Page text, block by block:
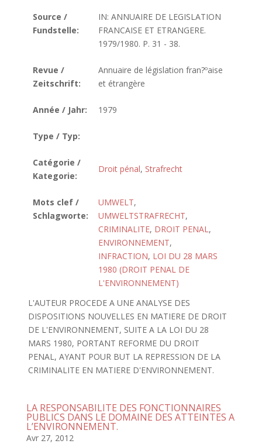
Source /
Fundstelle:
IN: ANNUAIRE DE LEGISLATION
FRANCAISE ET ETRANGERE.
1979/1980. P. 31 - 38.
Revue /
Zeitschrift:
Annuaire de législation fran?ºaise
et étrangère
Année / Jahr: 1979
Type / Typ:
Catégorie /
Kategorie:
Droit pénal, Strafrecht
Mots clef /
Schlagworte:
UMWELT,
UMWELTSTRAFRECHT,
CRIMINALITE, DROIT PENAL,
ENVIRONNEMENT,
INFRACTION, LOI DU 28 MARS
1980 (DROIT PENAL DE
L'ENVIRONNEMENT)
L'AUTEUR PROCEDE A UNE ANALYSE DES
DISPOSITIONS NOUVELLES EN MATIERE DE DROIT
DE L'ENVIRONNEMENT, SUITE A LA LOI DU 28
MARS 1980, PORTANT REFORME DU DROIT
PENAL, AYANT POUR BUT LA REPRESSION DE LA
CRIMINALITE EN MATIERE D'ENVIRONNEMENT.
LA RESPONSABILITE DES FONCTIONNAIRES
PUBLICS DANS LE DOMAINE DES ATTEINTES A
L’ENVIRONNEMENT.
Avr 27, 2012